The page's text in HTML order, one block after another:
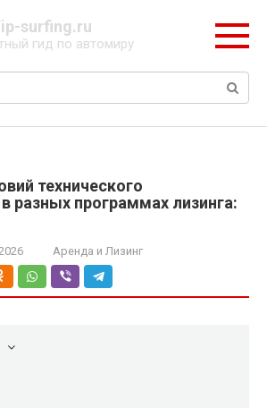
surfing.ru
гид по автомиру
технического
разных программах лизинга:
Аренда и Лизинг